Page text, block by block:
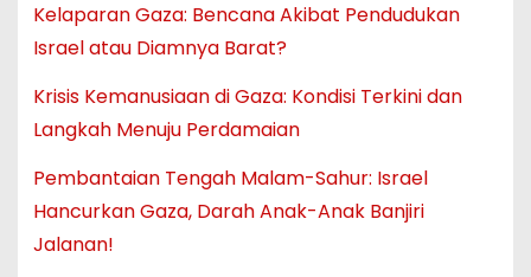
Kelaparan Gaza: Bencana Akibat Pendudukan
Israel atau Diamnya Barat?
Krisis Kemanusiaan di Gaza: Kondisi Terkini dan
Langkah Menuju Perdamaian
Pembantaian Tengah Malam-Sahur: Israel
Hancurkan Gaza, Darah Anak-Anak Banjiri
Jalanan!